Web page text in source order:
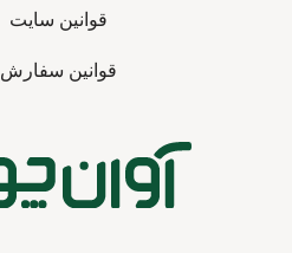
قوانین سایت
قوانین سفارش